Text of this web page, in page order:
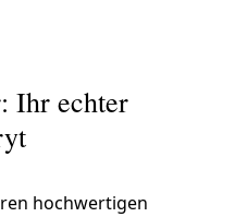
Ihr echter
hochwertigen